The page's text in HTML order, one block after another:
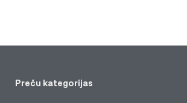
Preču kategorijas